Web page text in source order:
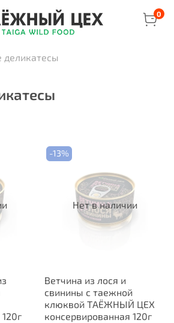
0
Нет в наличии
-13%
Ветчина из лося и
свинины с таежной
клюквой ТАЁЖНЫЙ ЦЕХ
консервированная 120г